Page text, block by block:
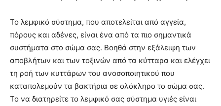
Το λεμφικό σύστημα, που αποτελείται από αγγεία,
πόρους και αδένες, είναι ένα από τα πιο σημαντικά
συστήματα στο σώμα σας. Βοηθά στην εξάλειψη των
αποβλήτων και των τοξινών από τα κύτταρα και ελέγχει
τη ροή των κυττάρων του ανοσοποιητικού που
καταπολεμούν τα βακτήρια σε ολόκληρο το σώμα σας.
Το να διατηρείτε το λεμφικό σας σύστημα υγιές είναι